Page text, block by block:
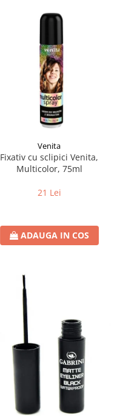
Venita
Fixativ cu sclipici Venita,
Multicolor, 75ml
21 Lei
ADAUGA IN COS